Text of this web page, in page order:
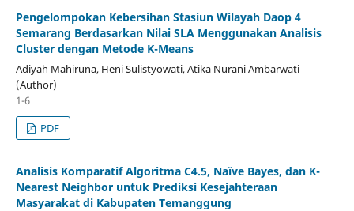
Pengelompokan Kebersihan Stasiun Wilayah Daop 4
Semarang Berdasarkan Nilai SLA Menggunakan Analisis
Cluster dengan Metode K-Means
Adiyah Mahiruna, Heni Sulistyowati, Atika Nurani Ambarwati
(Author)
1-6
PDF
Analisis Komparatif Algoritma C4.5, Naïve Bayes, dan K-
Nearest Neighbor untuk Prediksi Kesejahteraan
Masyarakat di Kabupaten Temanggung